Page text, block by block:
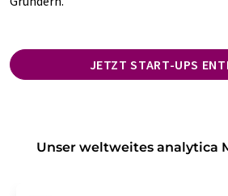
JETZT START-UPS
Unser weltweites analytica